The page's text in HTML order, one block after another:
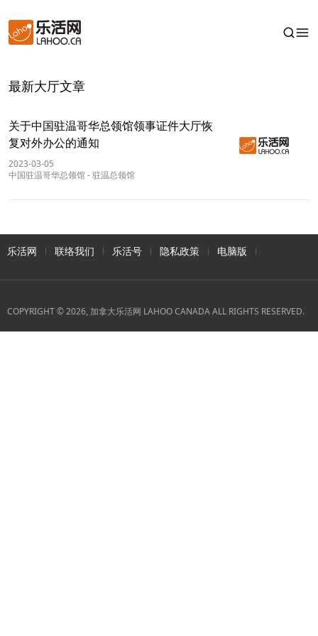
最新大厅文章
关于中国驻温哥华总领馆领事证件大厅恢
复对外办公的通知
2023-03-05
中国驻温哥华总领馆-驻温总领馆
乐活网 联络我们 乐活号 隐私政策 电脑版
COPYRIGHT © 2026, 加拿大乐活网 LAHOO CANADA ALL RIGHTS RESERVED.